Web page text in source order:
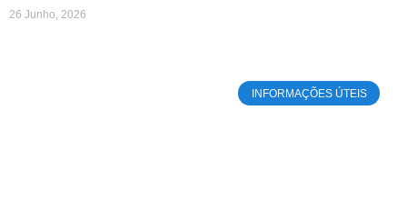
26 Junho, 2026
INFORMAÇÕES ÚTEIS